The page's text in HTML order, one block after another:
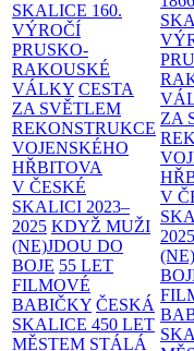
SKALICE 160.
VÝROČÍ
PRUSKO-
RAKOUSKÉ
VÁLKY CESTA
ZA SVĚTLEM
REKONSTRUKCE
VOJENSKÉHO
HŘBITOVA
V ČESKÉ
SKALICI 2023–
2025 KDYŽ MUŽI
(NE)JDOU DO
BOJE 55 LET
FILMOVÉ
BABIČKY ČESKÁ
SKALICE 450 LET
MĚSTEM STÁLÁ
ZA
V
2025